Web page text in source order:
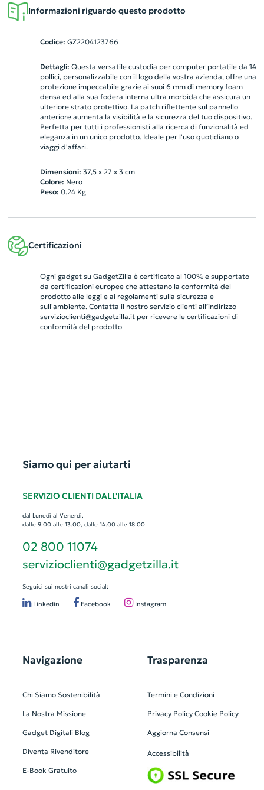
Informazioni riguardo questo prodotto
Codice: GZ2204123766
Dettagli: Questa versatile custodia per computer portatile da 14
pollici, personalizzabile con il logo della vostra azienda, offre una
protezione impeccabile grazie ai suoi 6 mm di memory foam
densa ed alla sua fodera interna ultra morbida che assicura un
ulteriore strato protettivo. La patch riflettente sul pannello
anteriore aumenta la visibilità e la sicurezza del tuo dispositivo.
Perfetta per tutti i professionisti alla ricerca di funzionalità ed
eleganza in un unico prodotto. Ideale per l'uso quotidiano o
viaggi d'affari.
Dimensioni: 37,5 x 27 x 3 cm
Colore: Nero
Peso: 0.24Kg
Certificazioni
Ogni gadget su GadgetZilla è certificato al 100% e supportato
da certificazioni europee che attestano la conformità del
prodotto alle leggi e ai regolamenti sulla sicurezza e
sull'ambiente. Contatta il nostro servizio clienti all’indirizzo
servizioclienti@gadgetzilla.itper ricevere le certificazioni di
conformità del prodotto
Siamo qui per aiutarti
SERVIZIO CLIENTI DALL'ITALIA
dal Lunedì al Venerdì,
dalle 9.00 alle 13.00, dalle 14.00 alle 18.00
02 800 11074
servizioclienti@gadgetzilla.it
Seguici sui nostri canali social:
Linkedin Facebook Instagram
Navigazione
Chi Siamo Sostenibilità
La Nostra Missione
Gadget Digitali Blog
Diventa Rivenditore
E-Book Gratuito
Trasparenza
Termini e Condizioni
Privacy Policy Cookie Policy
Aggiorna Consensi
Accessibilità